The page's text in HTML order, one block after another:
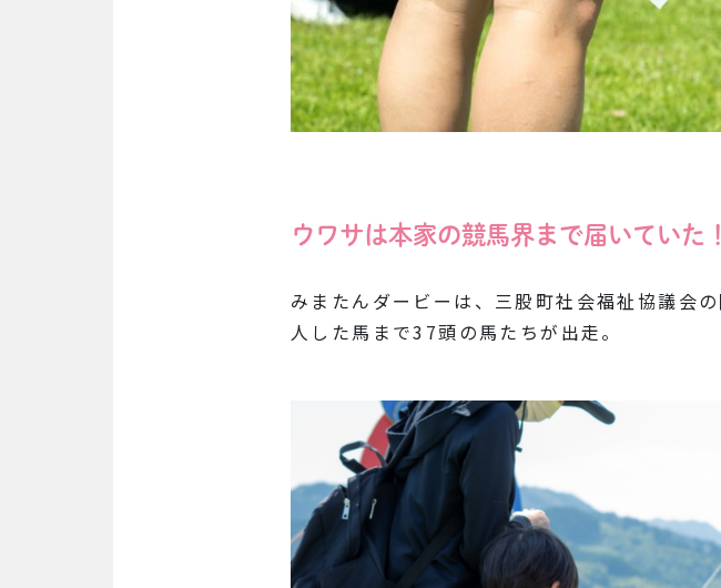
ウワサは本家の競馬界まで届いていた
みまたんダービーは、三股町社会福祉協議会
人した馬まで37頭の馬たちが出走。